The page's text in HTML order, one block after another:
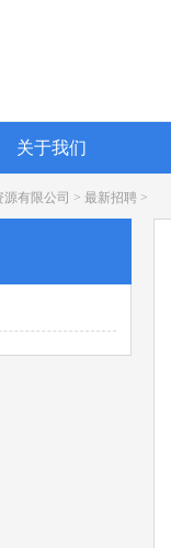
关于我们
有限公司 > 最新招聘 >